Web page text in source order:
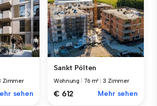
Zimmer
sehen
Sankt Pölten
Wohnung 76 m² |3 Zimmer
€ 612 Mehr sehen